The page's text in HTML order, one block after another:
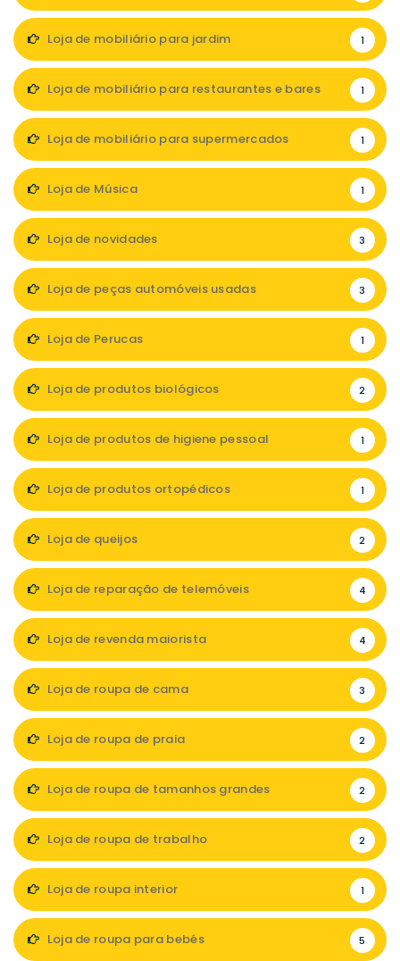
Loja de mobiliário para jardim 1
Loja de mobiliário para restaurantes e bares 1
Loja de mobiliário para supermercados 1
Loja de Música 1
Loja de novidades 3
Loja de peças automóveis usadas 3
Loja de Perucas 1
Loja de produtos biológicos 2
Loja de produtos de higiene pessoal 1
Loja de produtos ortopédicos 1
Loja de queijos 2
Loja de reparação de telemóveis 4
Loja de revenda maiorista 4
Loja de roupa de cama 3
Loja de roupa de praia 2
Loja de roupa de tamanhos grandes 2
Loja de roupa de trabalho 2
Loja de roupa interior 1
Loja de roupa para bebés 5